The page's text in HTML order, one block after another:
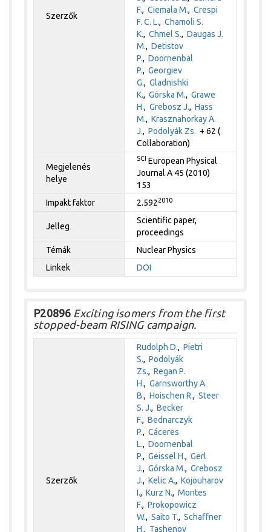
Szerzők
F.,Ciemala M.,Crespi
F. C. L.,Chamoli S.
K.,Chmel S.,Daugas J.
M.,Detistov
P.,Doornenbal
P.,Georgiev
G.,Gladnishki
K.,Górska M.,Grawe
H.,Grebosz J.,Hass
M.,Krasznahorkay A.
J.,Podolyák Zs. + 62 (
Collaboration)
Megjelenés
helye
SCI European Physical
Journal A 45 (2010)
153
Impakt faktor
2.5922010
Jelleg
Scientific paper,
proceedings
Témák
Nuclear Physics
Linkek
DOI
P20896 Exciting isomers from the first
stopped-beam RISING campaign.
Szerzők
Rudolph D.,Pietri
S.,Podolyák
Zs.,Regan P.
H.,Garnsworthy A.
B.,Hoischen R.,Steer
S. J.,Becker
F.,Bednarczyk
P.,Cáceres
L.,Doornenbal
P.,Geissel H.,Gerl
J.,Górska M.,Grebosz
J.,Kelic A.,Kojouharov
I.,Kurz N.,Montes
F.,Prokopowicz
W.,Saito T.,Schaffner
H., Tashenov